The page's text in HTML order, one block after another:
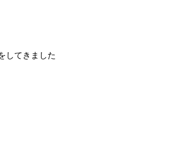
してきました